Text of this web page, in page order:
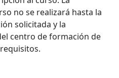
no se realizará hasta la
solicitada y la
centro de formación de